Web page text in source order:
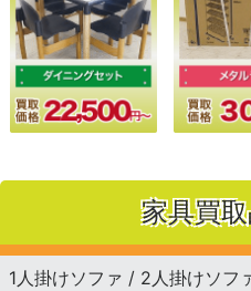
家具買
1人掛けソファ / 2人掛けソフ